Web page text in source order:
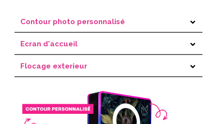
Contour photo personnalisé
Ecran d'accueil
Flocage exterieur